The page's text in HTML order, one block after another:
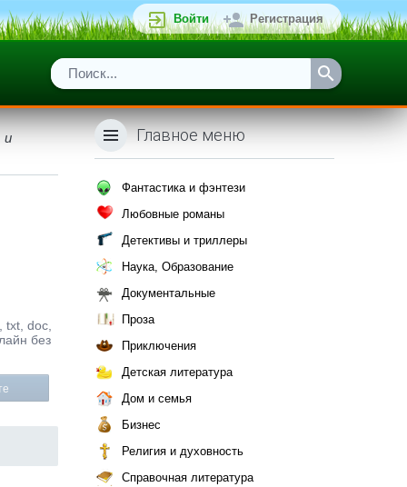
Войти Регистрация
и
txt, doc,
без
Главное меню
Фантастика и фэнтези
Любовные романы
Детективы и триллеры
Наука, Образование
Документальные
Проза
Приключения
Детская литература
Дом и семья
Бизнес
Религия и духовность
Справочная литература